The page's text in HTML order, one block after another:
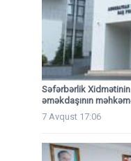
Səfərbərlik
əməkdaşının
7 Avqust 17:06